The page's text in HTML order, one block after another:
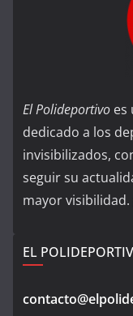
El Polideportivo es
dedicado a los
invisibilizados,
seguir su
mayor visibilidad.
EL